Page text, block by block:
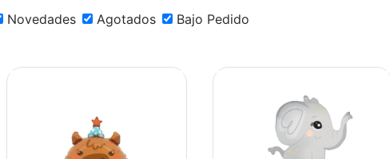
Novedades Agotados Bajo Pedido